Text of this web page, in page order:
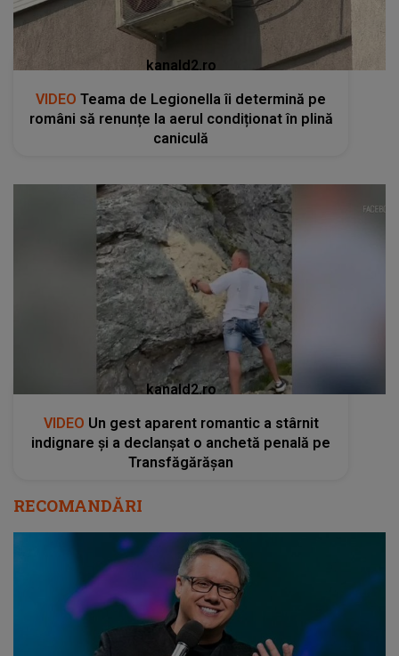
kanald2.ro
VIDEO Teama de Legionella îi determină pe
români să renunțe la aerul condiționat în plină
caniculă
kanald2.ro
VIDEO Un gest aparent romantic a stârnit
indignare și a declanșat o anchetă penală pe
Transfăgărășan
RECOMANDĂRI